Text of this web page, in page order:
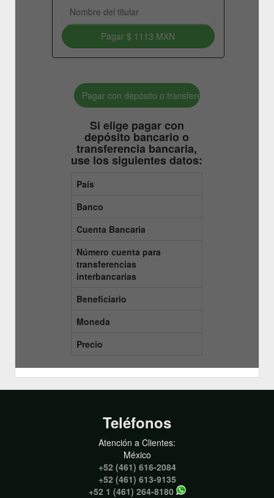
Pagar$ 1113 MXN
Pagar con depósito o transferencia bancaria.
Si elige pagar con
depósito bancario o
transferencia bancaria,
use los siguientes datos:
País
Banco
Cuenta Bancaria
Número cuenta para
transferencias
interbancarias
Beneficiario
Moneda
Precio
Teléfonos
Atención a Clientes:
México
+52 (461) 616-2084
+52 (461) 613-9135
+52 1 (461) 264-8180